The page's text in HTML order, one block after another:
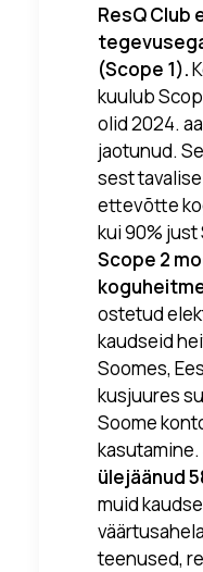
ResQ Club
(Scope 1).
kuulub
olid 2024.
jaotunud.
sest
ettevõtte
kui 90%
Scope 2
ostetud
kaudseid
Soomes,
kusjuures
Soome
kasutamine.
ülejäänud
muid
teenused,